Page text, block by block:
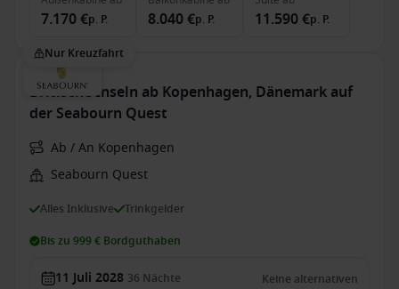
7.170 €p. P. 8.040 €p. P. 11.590 €p. P.
Nur Kreuzfahrt
Britische Inseln ab Kopenhagen, Dänemark auf
der Seabourn Quest
Ab / An Kopenhagen
Seabourn Quest
Alles Inklusive Trinkgelder
Bis zu 999 € Bordguthaben
11 Juli 2028 36 Nächte Keine alternativen